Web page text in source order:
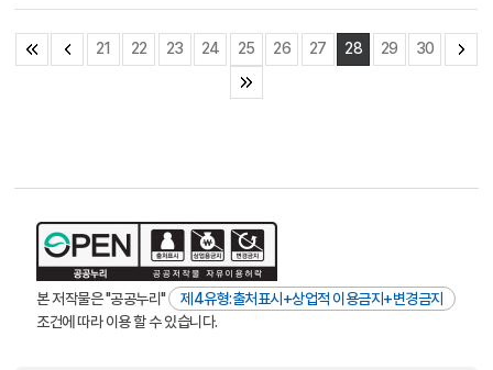
21 22 23 24 25 26 27 28 29 30
본 저작물은 "공공누리"
제4유형:출처표시+상업적 이용금지+변경금지
조건에 따라 이용 할 수 있습니다.